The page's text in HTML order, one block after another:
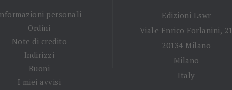
personali
Ordini
Note di credito
Indirizzi
Buoni
I miei avvisi
Edizioni Lswr
Viale Enrico Forlanini, 21
20134 Milano
Milano
Italy